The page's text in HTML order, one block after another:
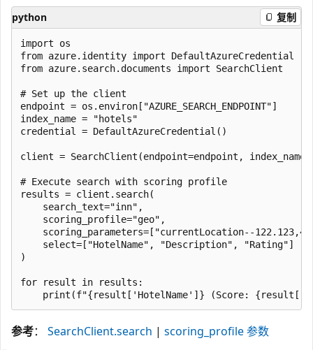
python 复制
import os
from azure.identity import DefaultAzureCredential
from azure.search.documents import SearchClient
# Set up the client
endpoint = os.environ["AZURE_SEARCH_ENDPOINT"]
index_name = "hotels"
credential = DefaultAzureCredential()
client = SearchClient(endpoint=endpoint,
# Execute search with scoring profile
results = client.search(
    search_text="inn",
    scoring_profile="geo",
scoring_parameters=["currentLocation--
    select=["HotelName", "Description", "Rating"]
)
for result in results:
参考： SearchClient.search | scoring_profile 参数